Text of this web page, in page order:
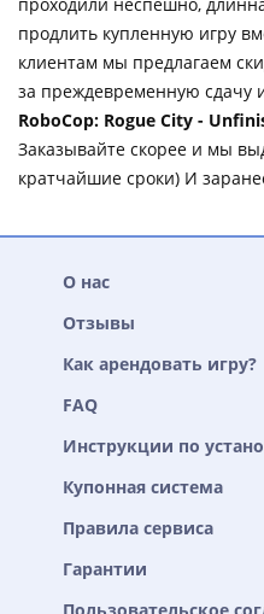
продлить купленную игру
клиентам мы предлагаем
за преждевременную сдачу
RoboCop: Rogue City -
Заказывайте скорее и мы
кратчайшие сроки) И
О нас
Отзывы
Как арендовать игру?
FAQ
Инструкции по
Купонная система
Правила сервиса
Гарантии